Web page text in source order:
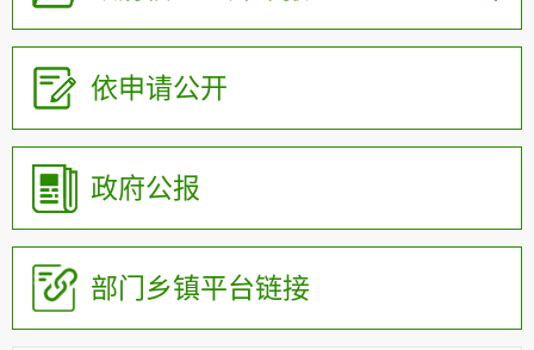
依申请公开
政府公报
部门乡镇平台链接